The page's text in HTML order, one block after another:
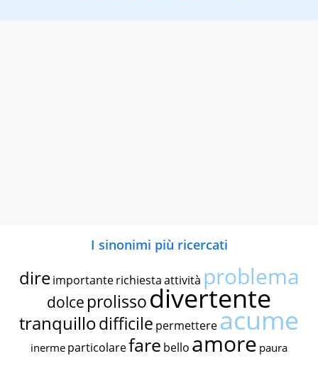
I sinonimi più ricercati
dire importante richiestaattività problema
dolce prolissodivertente
tranquillodifficile permettereacume
inerme particolarefare bello amore paura